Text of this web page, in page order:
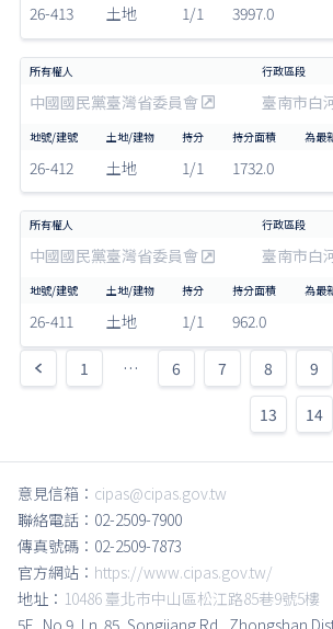
26-413 土地 1/1 3997.0
中國國民黨臺灣省委員會 臺南市白
26-412 土地 1/1 1732.0
中國國民黨臺灣省委員會 臺南市白
26-411 土地 1/1 962.0
1 … 6 7 8 9
13 14
意見信箱： cipas@cipas.gov.tw
聯絡電話：02-2509-7900
傳真號碼：02-2509-7873
官方網站： https://www.cipas.gov.tw/
地址： 10486 臺北市中山區松江路85巷9號5樓
5F., No.9, Ln. 85, Songjiang Rd., Zhongshan